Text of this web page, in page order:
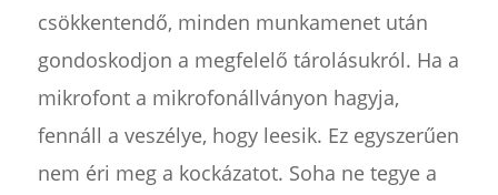
csökkentendő, minden munkamenet után
gondoskodjon a megfelelő tárolásukról. Ha a
mikrofont a mikrofonállványon hagyja,
fennáll a veszélye, hogy leesik. Ez egyszerűen
nem éri meg a kockázatot. Soha ne tegye a